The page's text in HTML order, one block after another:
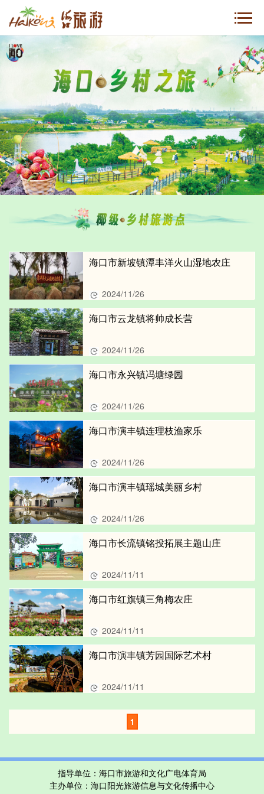
海口市新坡镇潭丰洋火山湿地农庄
2024/11/26
海口市云龙镇将帅成长营
2024/11/26
海口市永兴镇冯塘绿园
2024/11/26
海口市演丰镇连理枝渔家乐
2024/11/26
海口市演丰镇瑶城美丽乡村
2024/11/26
海口市长流镇铭投拓展主题山庄
2024/11/11
海口市红旗镇三角梅农庄
2024/11/11
海口市演丰镇芳园国际艺术村
2024/11/11
1
指导单位：海口市旅游和文化广电体育局
主办单位：海口阳光旅游信息与文化传播中心